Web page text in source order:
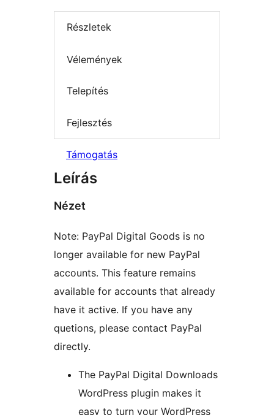
Részletek
Vélemények
Telepítés
Fejlesztés
Támogatás
Leírás
Nézet
Note: PayPal Digital Goods is no
longer available for new PayPal
accounts. This feature remains
available for accounts that already
have it active. If you have any
quetions, please contact PayPal
directly.
The PayPal Digital Downloads
WordPress plugin makes it
easy to turn your WordPress